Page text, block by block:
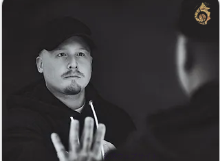
公式ウェブサイト